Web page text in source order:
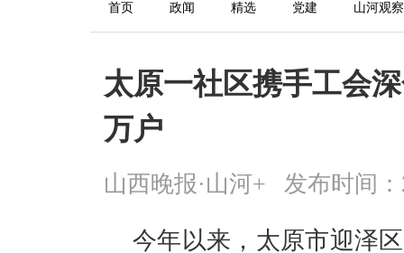
首页 政闻 精选 党建 山河观察
太原一社区携手工会
万户
山西晚报·山河+ 发布时间：
今年以来，太原市迎泽